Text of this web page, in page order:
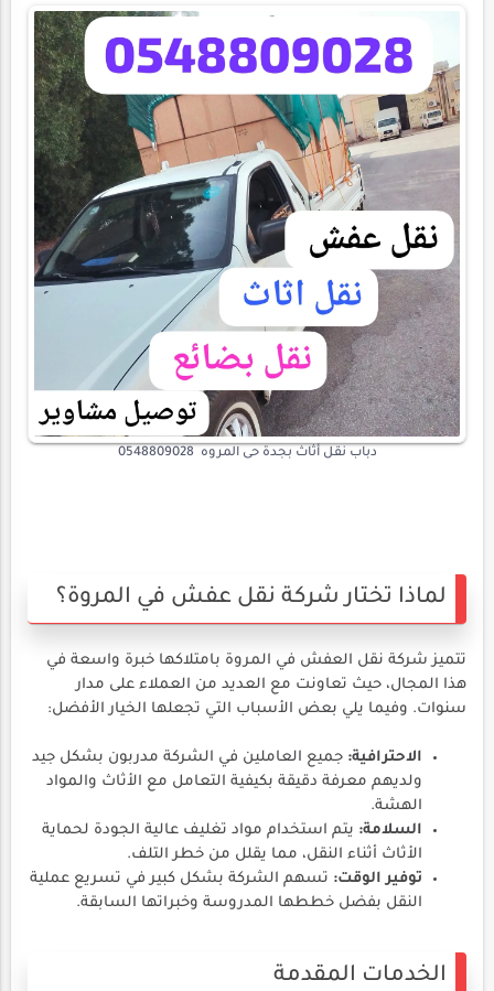
دباب نقل أثاث بجدة حى المروه 0548809028
لماذا تختار شركة نقل عفش في المروة؟
تتميز شركة نقل العفش في المروة بامتلاكها خبرة واسعة في
هذا المجال، حيث تعاونت مع العديد من العملاء على مدار
سنوات. وفيما يلي بعض الأسباب التي تجعلها الخيار الأفضل:
الاحترافية: جميع العاملين في الشركة مدربون بشكل جيد
ولديهم معرفة دقيقة بكيفية التعامل مع الأثاث والمواد
الهشة.
السلامة: يتم استخدام مواد تغليف عالية الجودة لحماية
الأثاث أثناء النقل، مما يقلل من خطر التلف.
توفير الوقت: تسهم الشركة بشكل كبير في تسريع عملية
النقل بفضل خططها المدروسة وخبراتها السابقة.
الخدمات المقدمة